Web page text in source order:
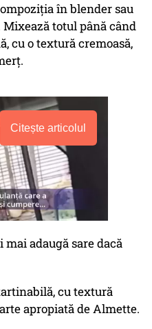
în blender sau
totul până când
cu o textură cremoasă,
Citește articolul
adaugă sare dacă
cu textură
apropiată de Almette.